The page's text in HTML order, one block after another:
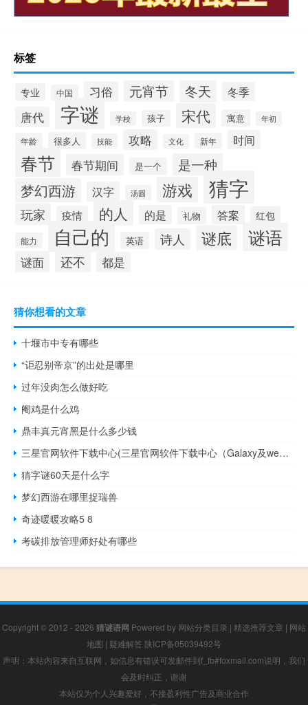
标签
专业 中国 习俗 元宵节 冬天 冬季
唐代 字谜 学校 孩子 宋代 寓意 年初
年龄 很多人 技能 攻略 文化 新年 时间
春节 春节期间 是一个 是一种
梦幻西游 汉字 汤圆 游戏 猜字
玩家 疫情 的人 的是 礼物 答案 红包
能力 自己的 英语 诗人 谜底 谜语
谜面 还不 都是
猜你想看的文章
十堰市中专有哪些
“讵忍别帝京”的出处是哪里
过年没肉怎么做好吃
阉鸡是什么鸡
鼎丰真元宵黑是什么多少钱
三星官网软件下载中心(三星官网软件下载中心（Galaxy及wearable)）
猜字谜60天是什么字
梦幻西游在哪里捉瑞兽
奇迹暖暖攻略5 8
考碳排放管理师好处有哪些
Copyright © 2012 - 2026 猜谜语网 Powered by 网站分类目录 | 精选推荐文章 | 网站
地图 | 疑难解答 陕ICP备05039492号
声明：本站内容来自互联网，如信息有错误可发邮件到f_fb#foxmail.com说明，我们
会及时纠正，谢谢
本站仅为个人兴趣爱好，不接盈利性广告及商业合作